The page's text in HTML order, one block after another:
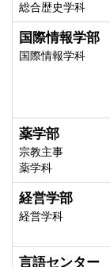
総合歴史学科
国際情報学部
国際情報学科
薬学部
宗教主事
薬学科
経営学部
経営学科
言語センター